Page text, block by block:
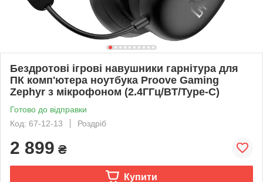
Бездротові ігрові навушники гарнітура для
ПК комп'ютера ноутбука Proove Gaming
Zephyr з мікрофоном (2.4ГГц/BT/Type-C)
Готово до відправки
Код: 67-12-13
Роздріб
2 899 ₴
Купити